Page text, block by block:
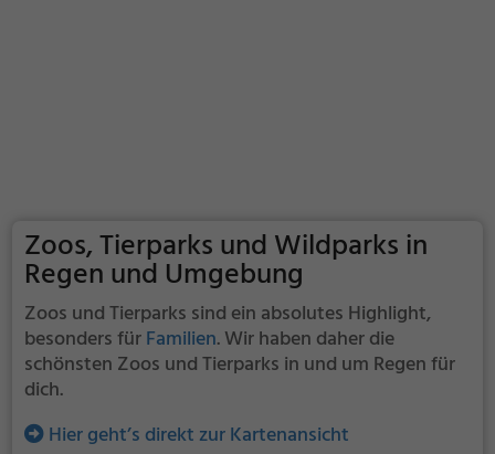
Zoos, Tierparks und Wildparks in
Regen und Umgebung
Zoos und Tierparks sind ein absolutes Highlight,
besonders fürFamilien. Wir haben daher die
schönsten Zoos und Tierparks in und um Regen für
dich.
Hier geht’s direkt zur Kartenansicht